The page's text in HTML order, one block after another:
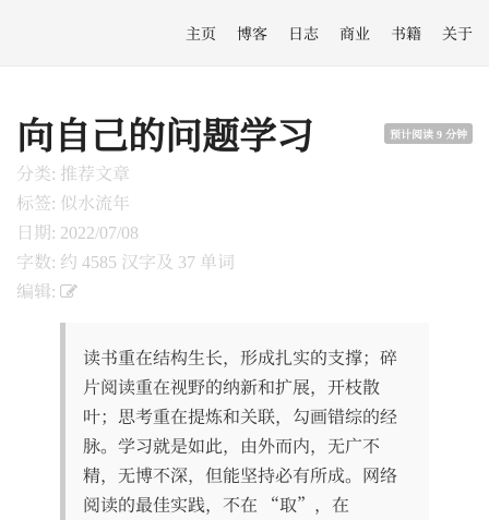
主页 博客 日志 商业 书籍 关于
预计阅读 9 分钟
向自己的问题学习
分类: 推荐文章
标签: 似水流年
日期: 2022/07/08
字数: 约 4585 汉字及 37 单词
编辑:
读书重在结构生长，形成扎实的支撑；碎
片阅读重在视野的纳新和扩展，开枝散
叶；思考重在提炼和关联，勾画错综的经
脉。学习就是如此，由外而内，无广不
精，无博不深，但能坚持必有所成。网络
阅读的最佳实践，不在 “取”，在